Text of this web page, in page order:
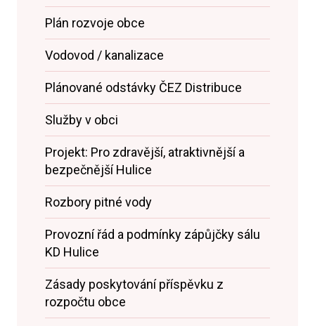
Plán rozvoje obce
Vodovod / kanalizace
Plánované odstávky ČEZ Distribuce
Služby v obci
Projekt: Pro zdravější, atraktivnější a
bezpečnější Hulice
Rozbory pitné vody
Provozní řád a podmínky zápůjčky sálu
KD Hulice
Zásady poskytování příspěvku z
rozpočtu obce